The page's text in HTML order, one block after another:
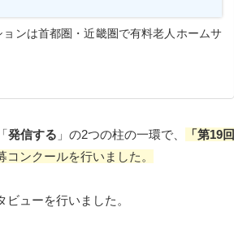
ンは首都圏・近畿圏で有料老人ホームサ
発信する 」の2つの柱の一環で、
「第19回
コンクールを行いました。
ビューを行いました。